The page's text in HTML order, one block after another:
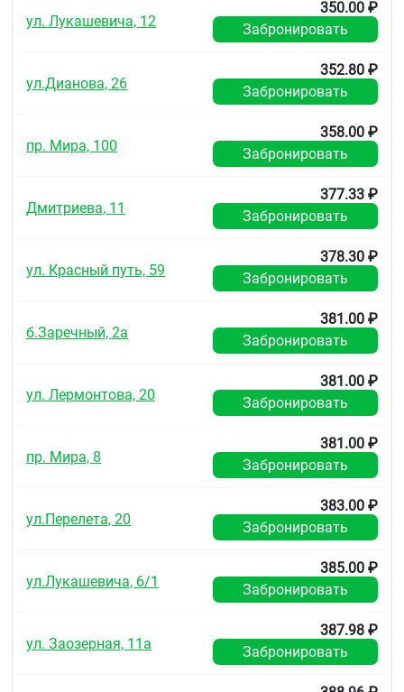
ул. Лукашевича, 12
350.00 ₽
Забронировать
ул.Дианова, 26
352.80 ₽
Забронировать
пр. Мира, 100
358.00 ₽
Забронировать
Дмитриева, 11
377.33 ₽
Забронировать
ул. Красный путь, 59
378.30 ₽
Забронировать
б.Заречный, 2а
381.00 ₽
Забронировать
ул. Лермонтова, 20
381.00 ₽
Забронировать
пр. Мира, 8
381.00 ₽
Забронировать
ул.Перелета, 20
383.00 ₽
Забронировать
ул.Лукашевича, 6/1
385.00 ₽
Забронировать
ул. Заозерная, 11а
387.98 ₽
Забронировать